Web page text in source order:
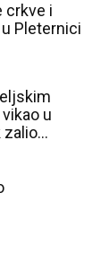
crkve i
Pleternici
u